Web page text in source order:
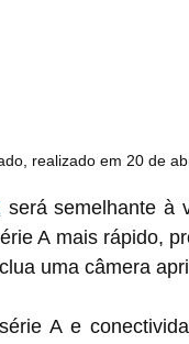
realizado em 20 de
será semelhante à
A mais rápido,
uma câmera
A e